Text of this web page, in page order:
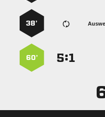
38’
:
60’